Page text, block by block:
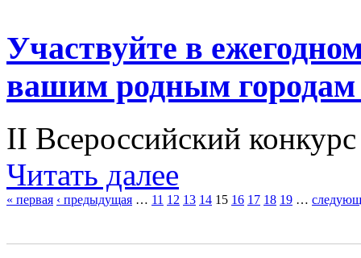
Участвуйте в
вашим родным городам
II Всероссийский
Читать далее
« первая ‹ предыдущая … 11 12 13 14 15 16 17 18 19 …